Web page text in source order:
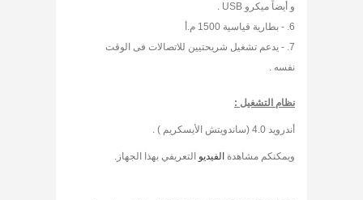
و أيضاً ميكرو USB .
- بطارية قياسية 1500 م.أ
- يدعم تشغيل شريحتيين للاتصالات فى الوقت
نفسه .
نظام التشغيل :
أندرويد 4.0 (ساندويتش الأيسكريم ) .
ويمكنكم مشاهدة الفيديو التعريفي بهذا الجهاز.